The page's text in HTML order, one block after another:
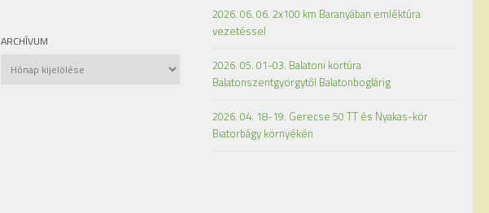
2026. 06. 06. 2x100 km Baranyában emléktúra
vezetéssel
2026. 05. 01-03. Balatoni körtúra
Balatonszentgyörgytől Balatonboglárig
2026. 04. 18-19. Gerecse 50 TT és Nyakas-kör
Biatorbágy környékén
ARCHÍVUM
Archívum